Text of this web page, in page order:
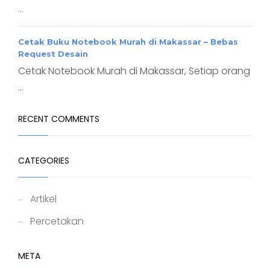
...
Cetak Buku Notebook Murah di Makassar – Bebas
Request Desain
Cetak Notebook Murah di Makassar, Setiap orang
...
RECENT COMMENTS
CATEGORIES
Artikel
Percetakan
META